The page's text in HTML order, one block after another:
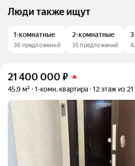
Люди также ищут
1-комнатные
36 предложений
2-комнатные
35 предложений
21 400 000 ₽
45,9 м² 1-комн. квартира 12 этаж из 21